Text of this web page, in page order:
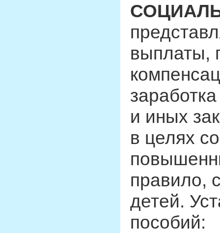
выплаты,
и иных
в целях
правило,
детей.
пособий: